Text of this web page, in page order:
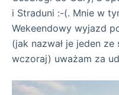
i Straduni :-(. Mnie w
Wekeendowy wyjazd
(jak nazwał je jeden
wczoraj) uważam za